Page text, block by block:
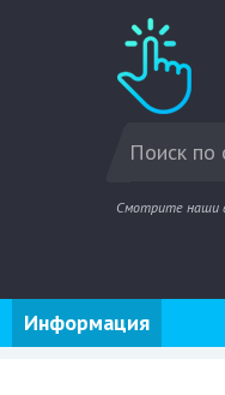
Смотрите наши
Информация